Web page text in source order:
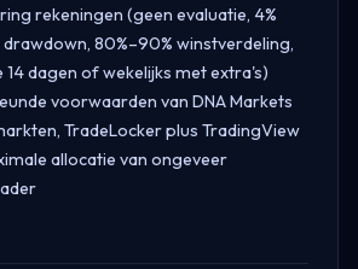
rekeningen (geen evaluatie, 4%
80%–90% winstverdeling,
dagen of wekelijks met extra's)
voorwaarden van DNA Markets
TradeLocker plus TradingView
allocatie van ongeveer